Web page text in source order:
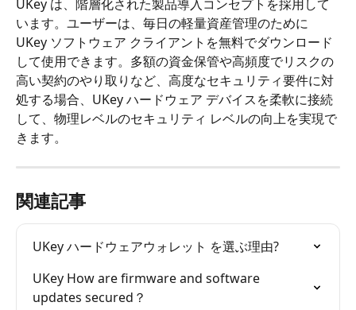
UKey は、階層化された製品導入コンセプトを採用して
います。ユーザーは、毎日の軽量資産管理のために
UKey ソフトウェア クライアントを無料でダウンロード
して使用できます。多額の資金保管や高頻度でリスクの
高い契約のやり取りなど、高度なセキュリティ要件に対
処する場合、UKey ハードウェア デバイスを柔軟に接続
して、物理レベルのセキュリティ レベルの向上を実現で
きます。
関連記事
UKey ハードウェアウォレット を選ぶ理由?
UKey How are firmware and software
updates secured？